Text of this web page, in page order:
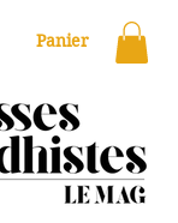
Panier